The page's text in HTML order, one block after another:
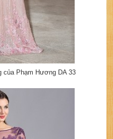
của Phạm Hương DA 33